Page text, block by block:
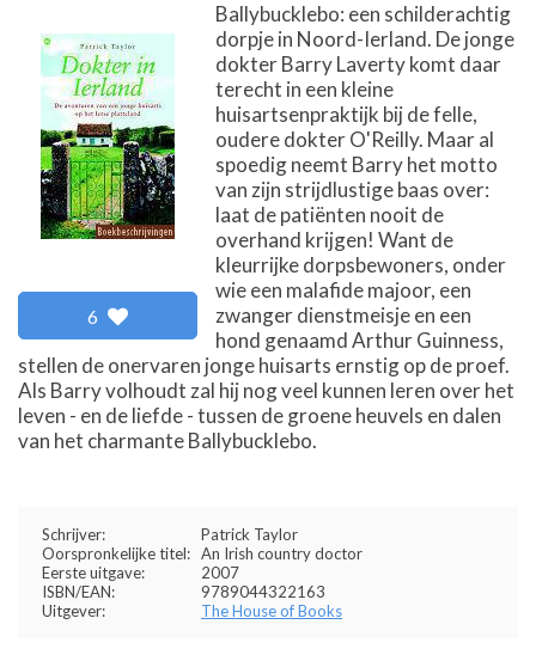
6
Ballybucklebo: een schilderachtig
dorpje in Noord-Ierland. De jonge
dokter Barry Laverty komt daar
terecht in een kleine
huisartsenpraktijk bij de felle,
oudere dokter O'Reilly. Maar al
spoedig neemt Barry het motto
van zijn strijdlustige baas over:
laat de patiënten nooit de
overhand krijgen! Want de
kleurrijke dorpsbewoners, onder
wie een malafide majoor, een
zwanger dienstmeisje en een
hond genaamd Arthur Guinness,
stellen de onervaren jonge huisarts ernstig op de proef.
Als Barry volhoudt zal hij nog veel kunnen leren over het
leven - en de liefde - tussen de groene heuvels en dalen
van het charmante Ballybucklebo.
Schrijver:
Patrick Taylor
Oorspronkelijke titel: An Irish country doctor
Eerste uitgave:
2007
ISBN/EAN:
9789044322163
Uitgever:
The House of Books